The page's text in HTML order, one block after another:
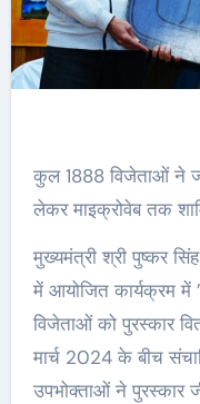
कुल 1888 विजेताओं ने
लेकर माइक्रोवेब तक
मुख्यमंत्री श्री पुष्कर
में आयोजित कार्यक्रम में
विजेताओं को पुरस्कार
मार्च 2024 के बीच
उपभोक्ताओं ने पुरस्कार